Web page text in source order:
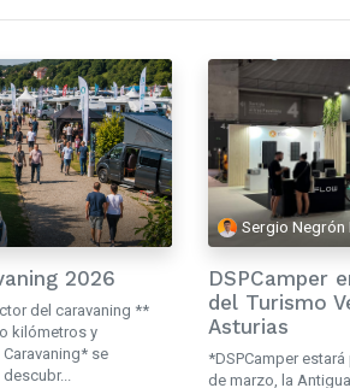
2026
del caravaning **
kilómetros y
se
Sergio Negrón
DSPCamper
del Turismo
Asturias
*DSPCamper
de marzo, la